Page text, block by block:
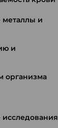
и
и
организма
исследования